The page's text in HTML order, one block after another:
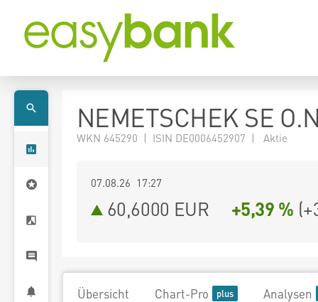
NEMETSCHEK SE
WKN 645290 | ISIN DE0006452907 | Aktie
07.08.26 17:27
60,6000 EUR +5,39 % (
Übersicht Chart-Pro Analysen